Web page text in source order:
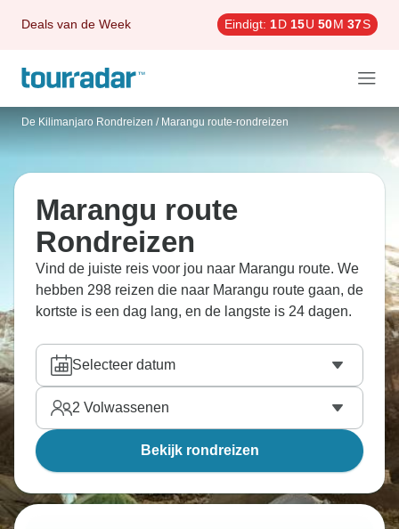
Deals van de Week Eindigt: 1D 15U 50M 35S
De Kilimanjaro Rondreizen / Marangu route-rondreizen
Marangu route
Rondreizen
Vind de juiste reis voor jou naar Marangu route. We
hebben 298 reizen die naar Marangu route gaan, de
kortste is een dag lang, en de langste is 24 dagen.
Selecteer datum
2 Volwassenen
Bekijk rondreizen